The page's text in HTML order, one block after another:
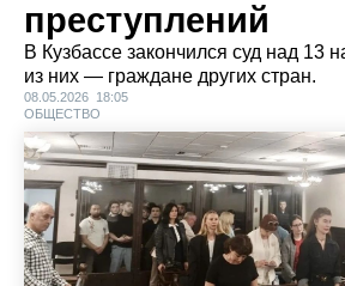
преступлений
В Кузбассе закончился суд над 13
из них — граждане других стран.
08.05.2026 18:05
ОБЩЕСТВО